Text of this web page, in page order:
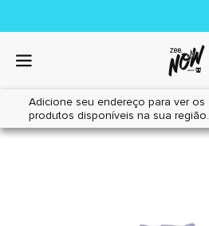
Adicione seu endereço para ver os
produtos disponíveis na sua região.
Home|Cães|Acessórios